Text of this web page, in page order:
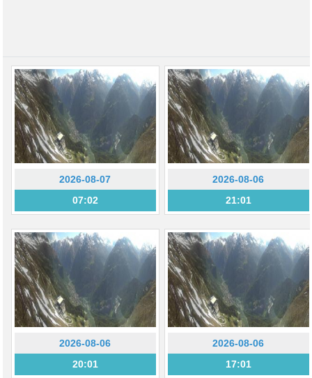
2026-08-07
07:02
2026-08-06
21:01
2026-08-06
20:01
2026-08-06
17:01